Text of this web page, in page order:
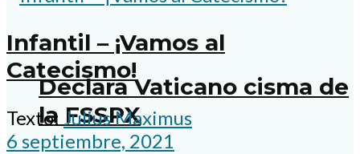
Declara Vaticano cisma de
la FSSPX
Infantil – ¡Vamos al
Catecismo!
Texto: Julius Maximus
6 septiembre, 2021